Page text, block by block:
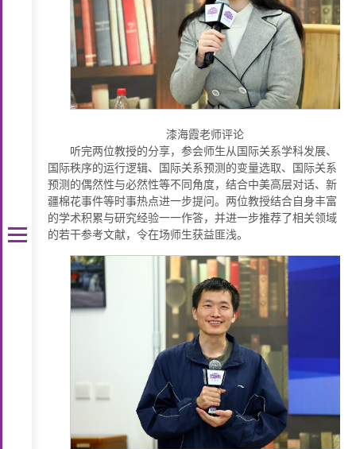
漆海霞老师评论
听完两位教授的分享，参会师生从国际关系学科发展、
国际秩序的运行逻辑、国际关系预测的变量选取、国际关系
预测的偶然性与必然性等不同角度，结合中美高层对话、新
疆棉花事件等时事热点进一步提问。两位教授结合自身丰富
的学术积累与研究经验一一作答，并进一步推荐了相关领域
的若干参考文献，令在场师生获益匪浅。